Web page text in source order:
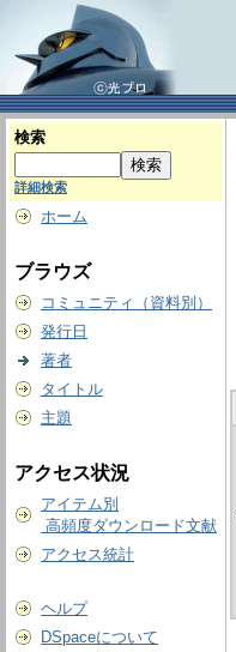
検索
詳細検索
ホーム
ブラウズ
コミュニティ（資料別）
発行日
著者
タイトル
主題
アクセス状況
アイテム別
高頻度ダウンロード文献
アクセス統計
ヘルプ
DSpaceについて